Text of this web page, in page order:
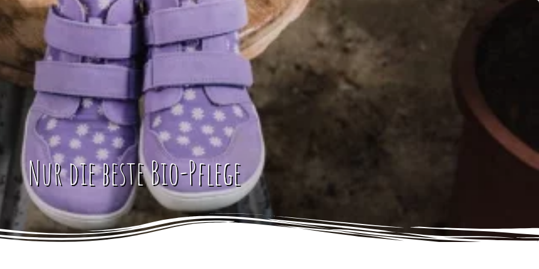
Nur die beste Bio-Pflege